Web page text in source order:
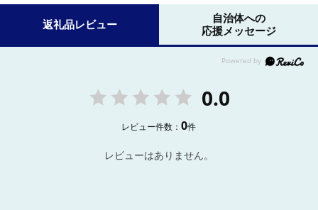
返礼品レビュー
自治体への
応援メッセージ
0.0
レビュー件数：0件
レビューはありません。